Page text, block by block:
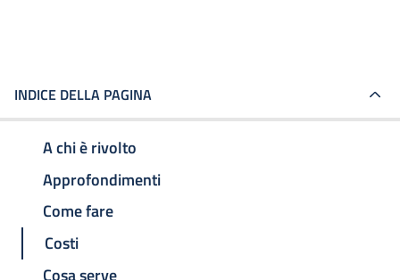
INDICE DELLA PAGINA
A chi è rivolto
Approfondimenti
Come fare
Costi
Cosa serve